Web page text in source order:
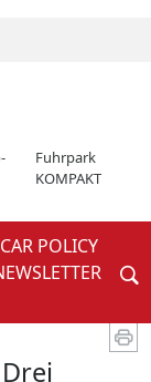
Fuhrpark
KOMPAKT
CAR POLICY
Weiter